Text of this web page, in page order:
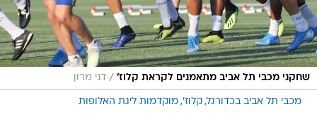
שחקני מכבי תל אביב מתאמנים לקראת קלוז' / דני מרון
מכבי תל אביב בכדורגל קלוז' מוקדמות ליגת האלופות